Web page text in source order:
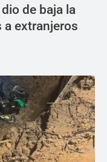
de baja la
a extranjeros